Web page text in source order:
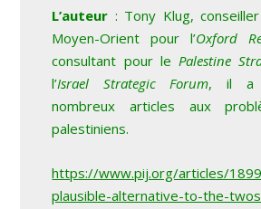
L’auteur : Tony Klug,
Moyen-Orient pour l’Oxford
consultant pour le Palestine
l’Israel Strategic Forum, il a
nombreux articles aux
palestiniens.
https://www.pij.org/articles/
plausible-alternative-to-the-